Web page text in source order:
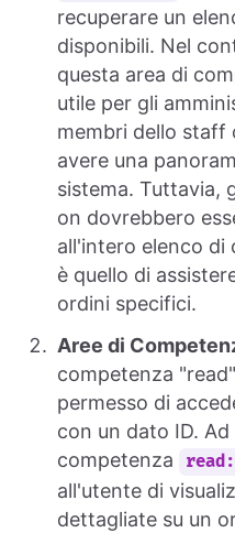
recuperare un
disponibili. Nel
questa area di
utile per gli
membri dello staff
avere una
sistema. Tuttavia,
on dovrebbero
all'intero elenco di
è quello di
ordini specifici.
Aree di
competenza
permesso di
con un dato ID.
competenza
all'utente di
dettagliate su un